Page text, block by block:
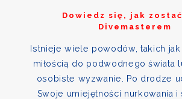
Dowiedz się, jak zostać
Divemasterem
Istnieje wiele powodów, takich
miłością do podwodnego świata
osobiste wyzwanie. Po drodze
Swoje umiejętności nurkowania i